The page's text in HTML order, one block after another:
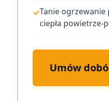
Tanie
ciepła powietrze-
Umów